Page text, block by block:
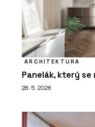
ARCHITEKTURA
Panelák, který
28. 5. 2026